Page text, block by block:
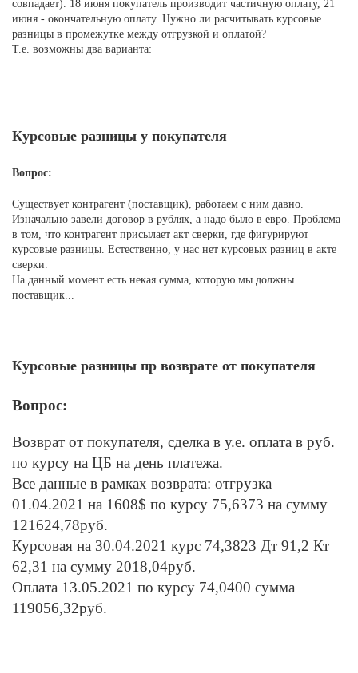
совпадает). 18 июня покупатель производит частичную оплату, 21
июня - окончательную оплату. Нужно ли расчитывать курсовые
разницы в промежутке между отгрузкой и оплатой?
Т.е. возможны два варианта:
Курсовые разницы у покупателя
Вопрос:
Существует контрагент (поставщик), работаем с ним давно.
Изначально завели договор в рублях, а надо было в евро. Проблема
в том, что контрагент присылает акт сверки, где фигурируют
курсовые разницы. Естественно, у нас нет курсовых разниц в акте
сверки.
На данный момент есть некая сумма, которую мы должны
поставщик...
Курсовые разницы пр возврате от покупателя
Вопрос:
Возврат от покупателя, сделка в у.е. оплата в руб.
по курсу на ЦБ на день платежа.
Все данные в рамках возврата: отгрузка
01.04.2021 на 1608$ по курсу 75,6373 на сумму
121624,78руб.
Курсовая на 30.04.2021 курс 74,3823 Дт 91,2 Кт
62,31 на сумму 2018,04руб.
Оплата 13.05.2021 по курсу 74,0400 сумма
119056,32руб.